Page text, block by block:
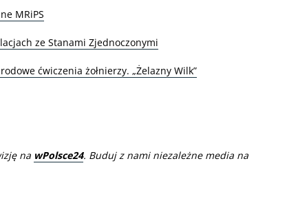
MRiPS
ze Stanami Zjednoczonymi
ćwiczenia żołnierzy. „Żelazny Wilk”
na wPolsce24. Buduj z nami niezależne media na